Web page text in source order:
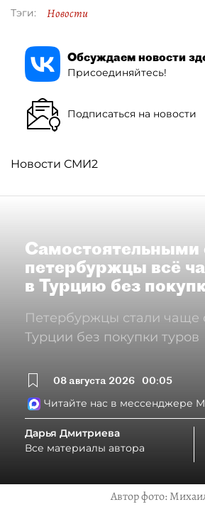
Тэги: Новости
Обсуждаем новости
Присоединяйтесь!
Подписаться на новости
Новости СМИ2
Самостоятельными
петербуржцы всё
в Турцию без
Петербуржцы стали чаще
Турции без покупки туров
08 августа 2026 00:05
Читайте нас в мессенджере
Дарья Дмитриева
Все материалы автора
Автор фото: